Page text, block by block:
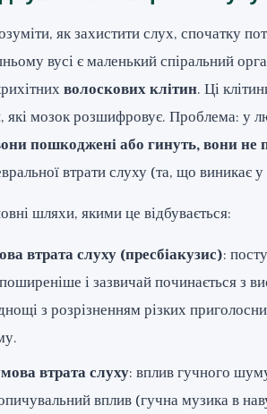
як захистити слух, спочатку
вусі є маленький спіральний
волоскових клітин. Ці
які мозок розшифровує. Проблема: у
пошкоджені або гинуть, вони не
втрати слуху (та, що виникає
шляхи, якими це відбувається:
втрата слуху (пресбіакузис):
і зазвичай починається з
з розрізненням різких
втрата слуху: вплив гучного
вплив (гучна музика в